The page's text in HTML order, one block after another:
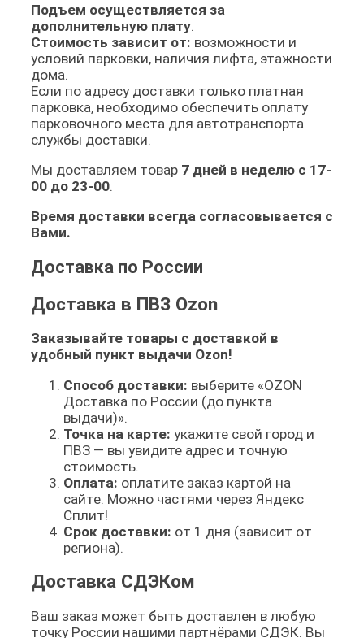
Подъем осуществляется за
дополнительную плату.
Стоимость зависит от: возможности и
условий парковки, наличия лифта, этажности
дома.
Если по адресу доставки только платная
парковка, необходимо обеспечить оплату
парковочного места для автотранспорта
службы доставки.
Мы доставляем товар 7 дней в неделю с 17-
00 до 23-00.
Время доставки всегда согласовывается с
Вами.
Доставка по России
Доставка в ПВЗ Ozon
Заказывайте товары с доставкой в
удобный пункт выдачи Ozon!
Способ доставки: выберите «OZON
Доставка по России (до пункта
выдачи)».
Точка на карте: укажите свой город и
ПВЗ — вы увидите адрес и точную
стоимость.
Оплата: оплатите заказ картой на
сайте. Можно частями через Яндекс
Сплит!
Срок доставки: от 1 дня (зависит от
региона).
Доставка СДЭКом
Ваш заказ может быть доставлен в любую
точку России нашими партнёрами СДЭК. Вы